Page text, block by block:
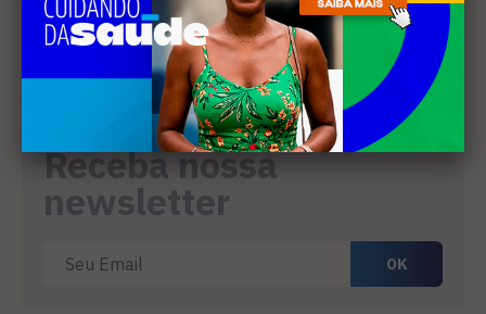
4
CULTURA
Cabo Frio abre inscrições
para editais culturais que
somam R$ 510 mil
Receba nossa
newsletter